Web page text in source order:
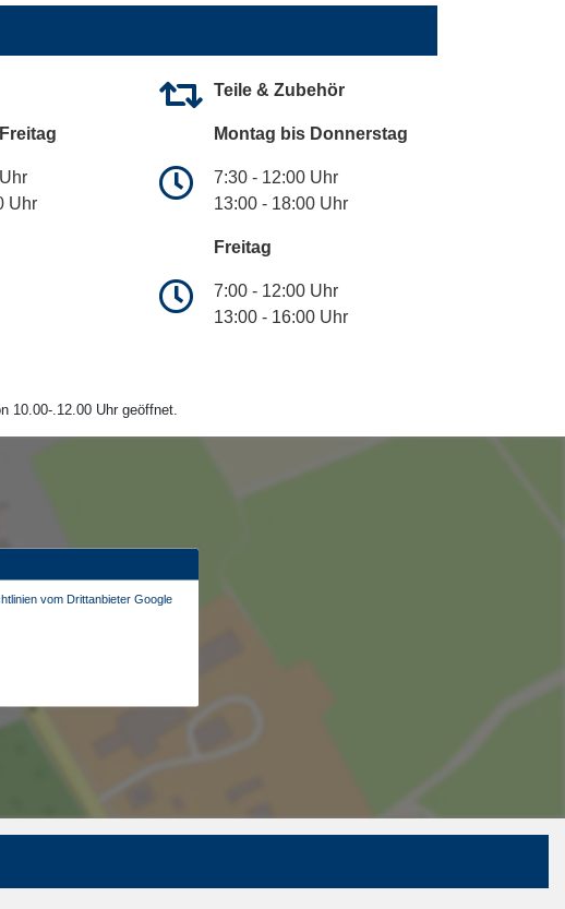
Uhr
Teile & Zubehör
Montag bis Donnerstag
7:30 - 12:00 Uhr
13:00 - 18:00 Uhr
Freitag
7:00 - 12:00 Uhr
13:00 - 16:00 Uhr
10.00-.12.00 Uhr geöffnet.
vom Drittanbieter Google